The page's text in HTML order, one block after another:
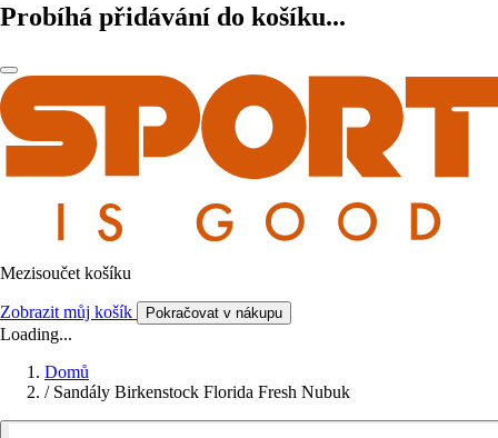
Probíhá přidávání do košíku...
Mezisoučet košíku
Zobrazit můj košík Pokračovat v nákupu
Loading...
Domů
/ Sandály Birkenstock Florida Fresh Nubuk